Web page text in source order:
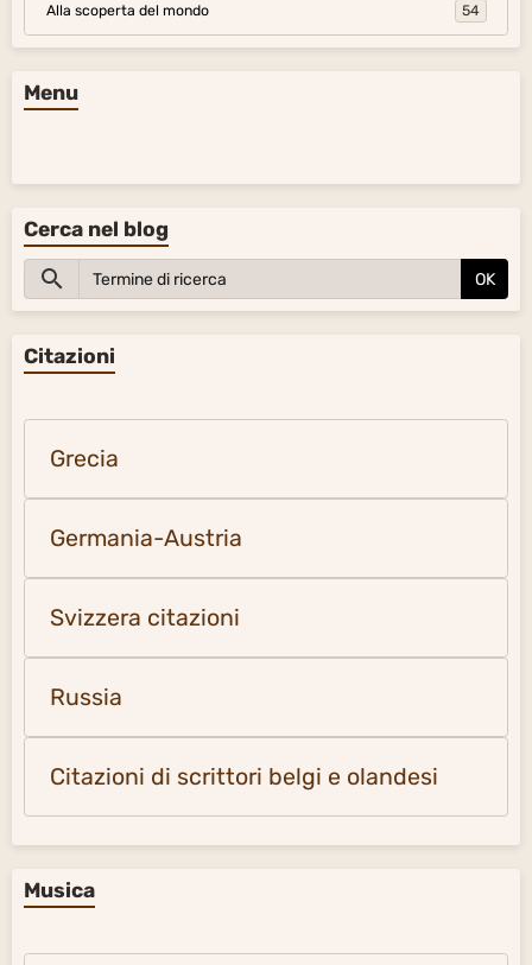
Alla scoperta del mondo 54
Menu
Cerca nel blog
OK
Citazioni
Grecia
Germania-Austria
Svizzera citazioni
Russia
Citazioni di scrittori belgi e olandesi
Musica